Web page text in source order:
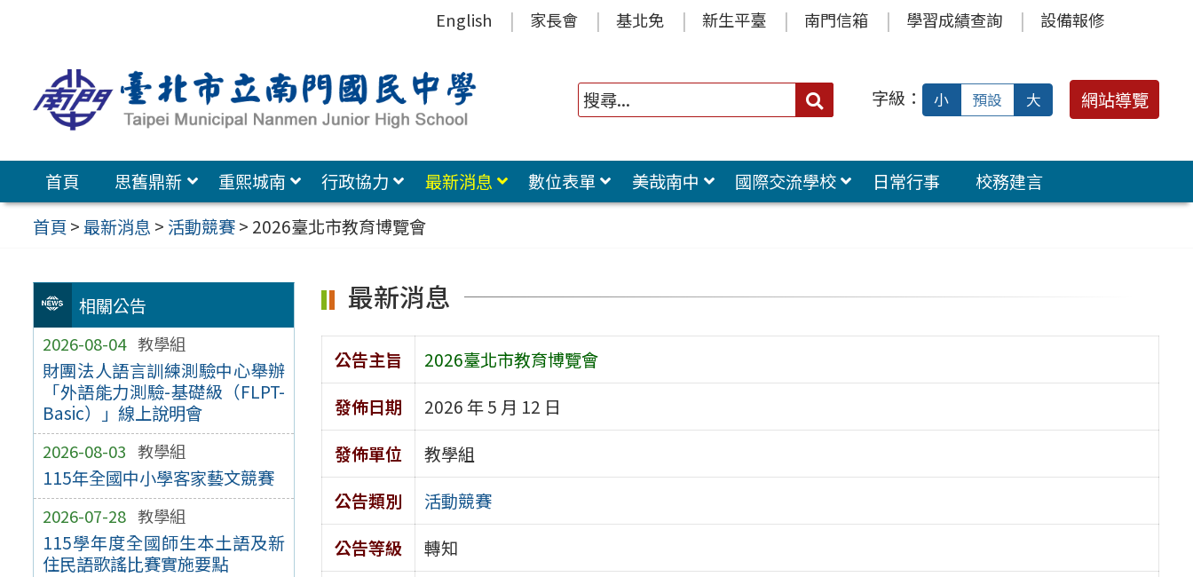
容
區
English 家長會 基北免 新生平臺 南門信箱 學習成績查詢 設備報修
搜
字級： 小 預設 大 網站導覽
首頁 思舊鼎新 重熙城南 行政協力 最新消息 數位表單 美哉南中 國際交流學校 日常行事
校務建言
首頁 >最新消息 > 活動競賽> 2026臺北市教育博覽會
相關公告
2026-08-04 教學組
財團法人語言訓練測驗中心舉辦
「外語能力測驗-基礎級（FLPT-
Basic）」線上說明會
2026-08-03 教學組
115年全國中小學客家藝文競賽
2026-07-28 教學組
115學年度全國師生本土語及新
住民語歌謠比賽實施要點
最新消息
公告主旨
2026臺北市教育博覽會
發佈日期
2026 年 5 月 12 日
發佈單位
教學組
公告類別
活動競賽
公告等級
轉知